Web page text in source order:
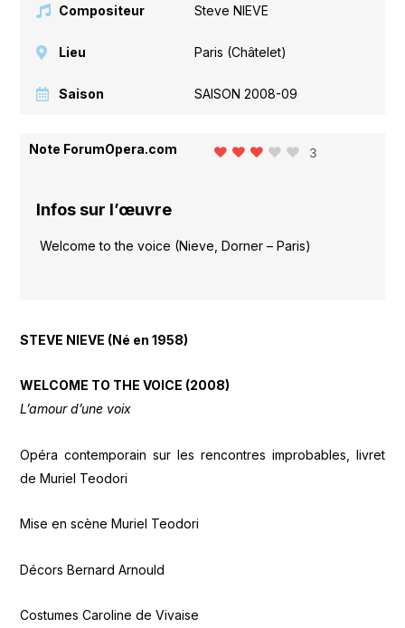
Compositeur Steve NIEVE
Lieu Paris (Châtelet)
Saison SAISON 2008-09
Note ForumOpera.com 3
Infos sur l’œuvre
Welcome to the voice (Nieve, Dorner – Paris)
STEVE NIEVE (Né en 1958)
WELCOME TO THE VOICE (2008)
L’amour d’une voix
Opéra contemporain sur les rencontres improbables, livret
de Muriel Teodori
Mise en scène Muriel Teodori
Décors Bernard Arnould
Costumes Caroline de Vivaise